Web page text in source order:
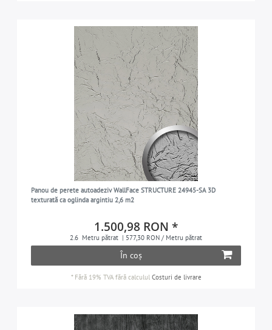
Panou de perete autoadeziv WallFace STRUCTURE 24945-SA 3D
texturată ca oglinda argintiu 2,6 m2
1.500,98 RON *
2.6 Metru pătrat | 577,30 RON / Metru pătrat
În coș
* Fără 19% TVAfără calculul Costuri de livrare